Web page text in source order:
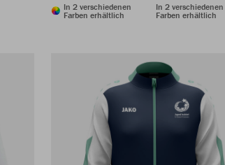
In 2 verschiedenen
Farben erhältlich
In 2 verschiedenen
Farben erhältlich